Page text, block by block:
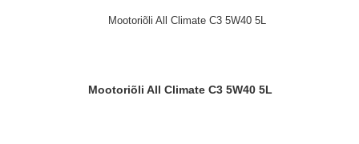
Mootoriõli All Climate C3 5W40 5L